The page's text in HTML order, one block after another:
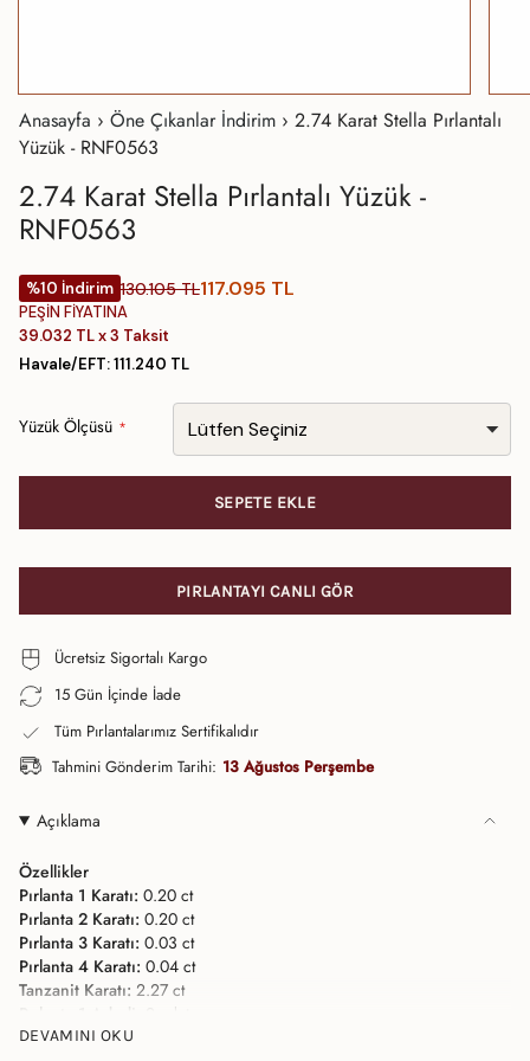
Anasayfa › Öne Çıkanlar İndirim › 2.74 Karat Stella Pırlantalı
Yüzük - RNF0563
2.74 Karat Stella Pırlantalı Yüzük -
RNF0563
%10 İndirim 130.105 TL117.095 TL
PEŞİN FİYATINA
39.032 TL x 3 Taksit
Havale/EFT: 111.240 TL
Yüzük Ölçüsü
SEPETE EKLE
PIRLANTAYI CANLI GÖR
Ücretsiz Sigortalı Kargo
15 Gün İçinde İade
Tüm Pırlantalarımız Sertifikalıdır
Tahmini Gönderim Tarihi: 13 Ağustos Perşembe
Açıklama
Özellikler
Pırlanta 1 Karatı: 0.20 ct
Pırlanta 2 Karatı: 0.20 ct
Pırlanta 3 Karatı: 0.03 ct
Pırlanta 4 Karatı: 0.04 ct
Tanzanit Karatı: 2.27 ct
Pırlanta 1 Adedi:
2 adet
Pırlanta 2 Adedi:
DEVAMINI OKU